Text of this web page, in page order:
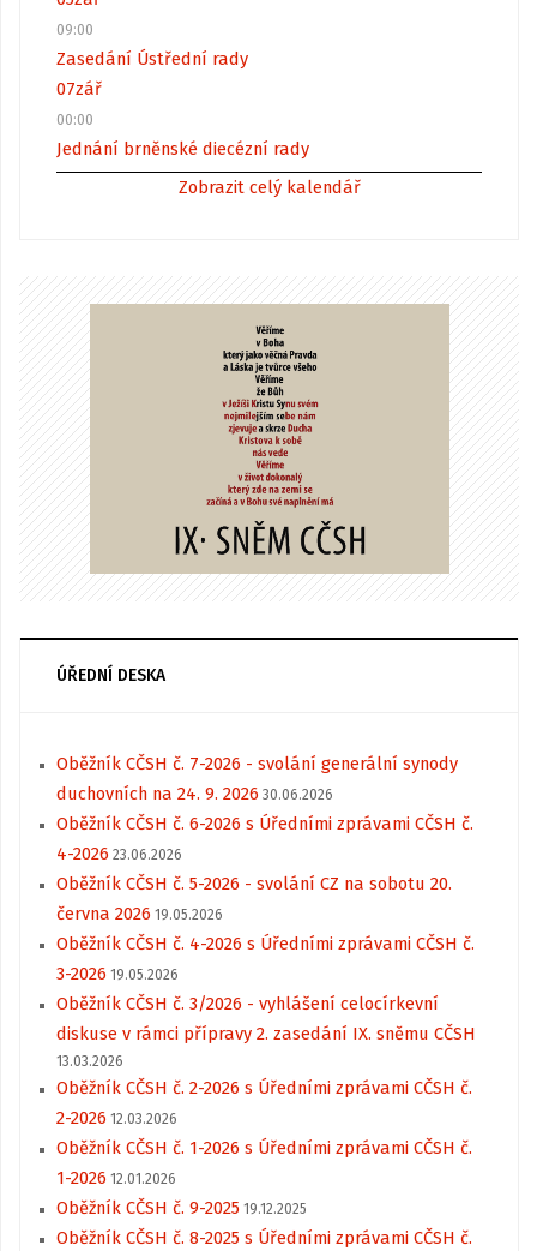
09:00
Zasedání Ústřední rady
07zář
00:00
Jednání brněnské diecézní rady
Zobrazit celý kalendář
ÚŘEDNÍ DESKA
Oběžník CČSH č. 7-2026 - svolání generální synody
duchovních na 24. 9. 2026 30.06.2026
Oběžník CČSH č. 6-2026 s Úředními zprávami CČSH č.
4-2026 23.06.2026
Oběžník CČSH č. 5-2026 - svolání CZ na sobotu 20.
června 2026 19.05.2026
Oběžník CČSH č. 4-2026 s Úředními zprávami CČSH č.
3-2026 19.05.2026
Oběžník CČSH č. 3/2026 - vyhlášení celocírkevní
diskuse v rámci přípravy 2. zasedání IX. sněmu CČSH
13.03.2026
Oběžník CČSH č. 2-2026 s Úředními zprávami CČSH č.
2-2026 12.03.2026
Oběžník CČSH č. 1-2026 s Úředními zprávami CČSH č.
1-2026 12.01.2026
Oběžník CČSH č. 9-2025 19.12.2025
Oběžník CČSH č. 8-2025 s Úředními zprávami CČSH č.